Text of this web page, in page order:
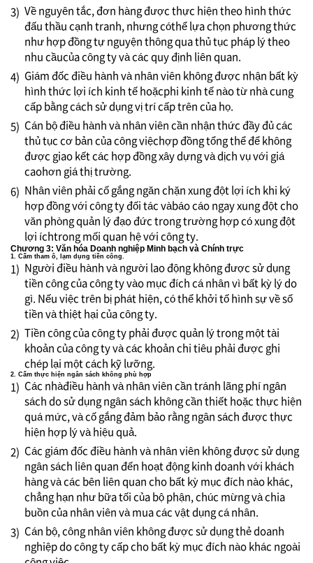
3) Về nguyên tắc, đơn hàng được thực hiện theo hình thức
đấu thầu cạnh tranh, nhưng cóthể lựa chọn phương thức
như hợp đồng tự nguyện thông qua thủ tục pháp lý theo
nhu cầucủa công ty và các quy định liên quan.
4) Giám đốc điều hành và nhân viên không được nhận bất kỳ
hình thức lợi ích kinh tế hoặcphi kinh tế nào từ nhà cung
cấp bằng cách sử dụng vị trí cấp trên của họ.
5) Cán bộ điều hành và nhân viên cần nhận thức đầy đủ các
thủ tục cơ bản của công việchợp đồng tổng thể để không
được giao kết các hợp đồng xây dựng và dịch vụ với giá
caohơn giá thị trường.
6) Nhân viên phải cố gắng ngăn chặn xung đột lợi ích khi ký
hợp đồng với công ty đối tác vàbáo cáo ngay xung đột cho
văn phòng quản lý đạo đức trong trường hợp có xung đột
lợi íchtrong mối quan hệ với công ty.
Chương 3: Văn hóa Doanh nghiệp Minh bạch và Chính trực
1. Cấm tham ô, lạm dụng tiền công.
1) Người điều hành và người lao động không được sử dụng
tiền công của công ty vào mục đích cá nhân vì bất kỳ lý do
gì. Nếu việc trên bị phát hiện, có thể khởi tố hình sự về số
tiền và thiệt hại của công ty.
2) Tiền công của công ty phải được quản lý trong một tài
khoản của công ty và các khoản chi tiêu phải được ghi
chép lại một cách kỹ lưỡng.
2. Cấm thực hiện ngân sách không phù hợp
1) Các nhàđiều hành và nhân viên cần tránh lãng phí ngân
sách do sử dụng ngân sách không cần thiết hoặc thực hiện
quá mức, và cố gắng đảm bảo rằng ngân sách được thực
hiện hợp lý và hiệu quả.
2) Các giám đốc điều hành và nhân viên không được sử dụng
ngân sách liên quan đến hoạt động kinh doanh với khách
hàng và các bên liên quan cho bất kỳ mục đích nào khác,
chẳng hạn như bữa tối của bộ phận, chúc mừng và chia
buồn của nhân viên và mua các vật dụng cá nhân.
3) Cán bộ, công nhân viên không được sử dụng thẻ doanh
nghiệp do công ty cấp cho bất kỳ mục đích nào khác ngoài